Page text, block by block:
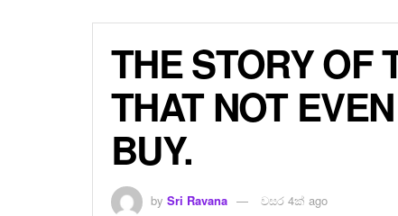
THE STORY OF
THAT NOT
BUY.
by Sri Ravana වසර 4ක් ago